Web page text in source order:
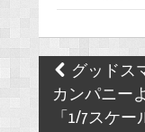
Postグッドス
カンパニー
「1/7スケー